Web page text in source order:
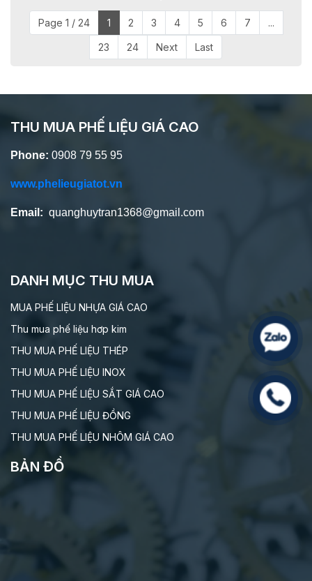
Page 1 / 24 1 2 3 4 5 6 7 ...
23 24 Next Last
THU MUA PHẾ LIỆU GIÁ CAO
Phone: 0908 79 55 95
www.phelieugiatot.vn
Email: quanghuytran1368@gmail.com
DANH MỤC THU MUA
MUA PHẾ LIỆU NHỰA GIÁ CAO
Thu mua phế liệu hơp kim
THU MUA PHẾ LIỆU THÉP
THU MUA PHẾ LIỆU INOX
THU MUA PHẾ LIỆU SẮT GIÁ CAO
THU MUA PHẾ LIỆU ĐỒNG
THU MUA PHẾ LIỆU NHÔM GIÁ CAO
BẢN ĐỒ